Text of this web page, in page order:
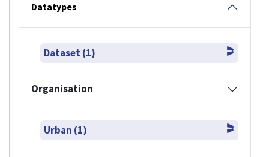
Datatypes
Dataset (1)
Organisation
Urban (1)